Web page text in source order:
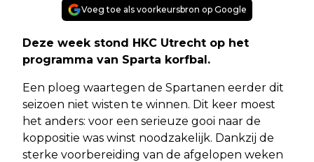
Voeg toe als voorkeursbron op Google
Deze week stond HKC Utrecht op het
programma van Sparta korfbal.
Een ploeg waartegen de Spartanen eerder dit
seizoen niet wisten te winnen. Dit keer moest
het anders: voor een serieuze gooi naar de
koppositie was winst noodzakelijk. Dankzij de
sterke voorbereiding van de afgelopen weken